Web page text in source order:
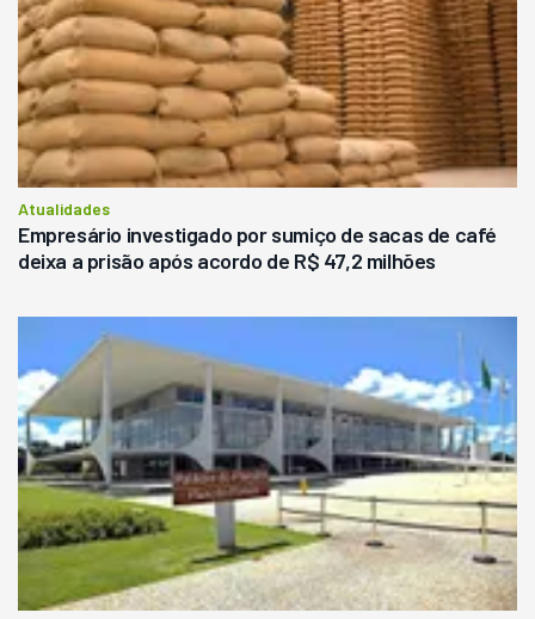
Atualidades
Empresário investigado por sumiço de sacas de café
deixa a prisão após acordo de R$ 47,2 milhões